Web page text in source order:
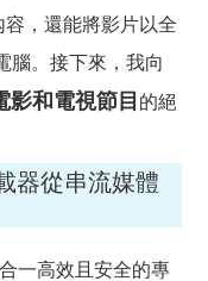
，還能將影片以全
腦。接下來，我向
影和電視節目 的絕
器從串流媒體
一高效且安全的專